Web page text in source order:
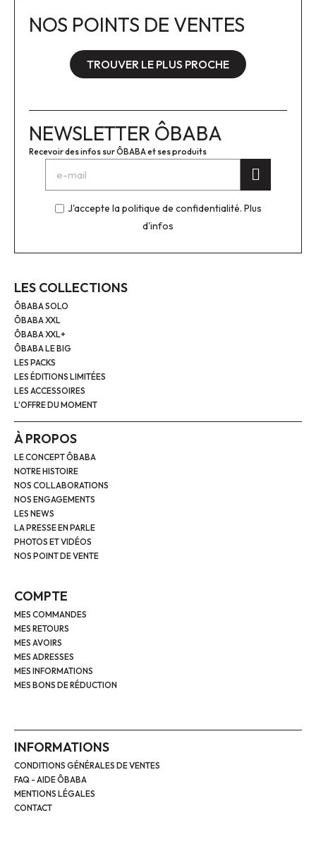
NOS POINTS DE VENTES
TROUVER LE PLUS PROCHE
NEWSLETTER ÔBABA
Recevoir des infos sur ÔBABA et ses produits
J'accepte la politique de confidentialité. Plus
d'infos
LES COLLECTIONS
ÔBABA SOLO
ÔBABA XXL
ÔBABA XXL+
ÔBABA LE BIG
LES PACKS
LES ÉDITIONS LIMITÉES
LES ACCESSOIRES
L'OFFRE DU MOMENT
À PROPOS
LE CONCEPT ÔBABA
NOTRE HISTOIRE
NOS COLLABORATIONS
NOS ENGAGEMENTS
LES NEWS
LA PRESSE EN PARLE
PHOTOS ET VIDÉOS
NOS POINT DE VENTE
COMPTE
MES COMMANDES
MES RETOURS
MES AVOIRS
MES ADRESSES
MES INFORMATIONS
MES BONS DE RÉDUCTION
INFORMATIONS
CONDITIONS GÉNÉRALES DE VENTES
FAQ - AIDE ÔBABA
MENTIONS LÉGALES
CONTACT